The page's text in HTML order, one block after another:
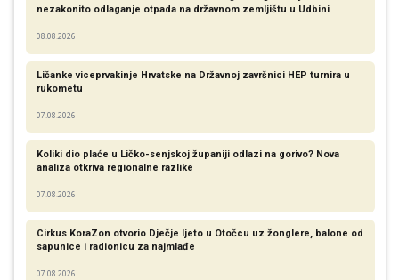
nezakonito odlaganje otpada na državnom zemljištu u Udbini
08.08.2026
Ličanke viceprvakinje Hrvatske na Državnoj završnici HEP turnira u
rukometu
07.08.2026
Koliki dio plaće u Ličko-senjskoj županiji odlazi na gorivo? Nova
analiza otkriva regionalne razlike​
07.08.2026
Cirkus KoraZon otvorio Dječje ljeto u Otočcu uz žonglere, balone od
sapunice i radionicu za najmlađe
07.08.2026